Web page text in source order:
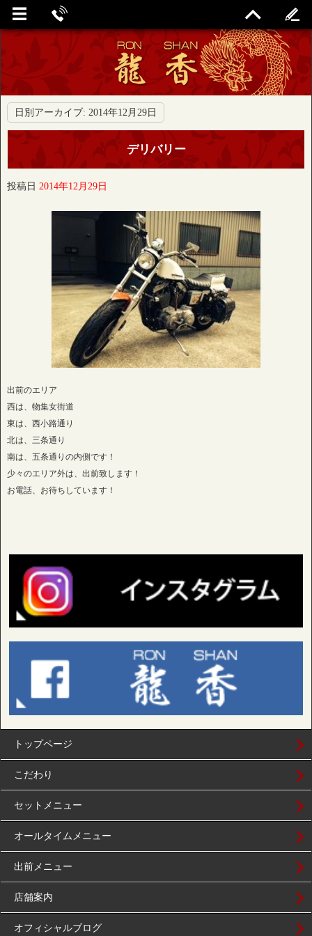
日別アーカイブ: 2014年12月29日
デリバリー
投稿日 2014年12月29日
出前のエリア
西は、物集女街道
東は、西小路通り
北は、三条通り
南は、五条通りの内側です！
少々のエリア外は、出前致します！
お電話、お待ちしています！
トップページ
こだわり
セットメニュー
オールタイムメニュー
出前メニュー
店舗案内
オフィシャルブログ